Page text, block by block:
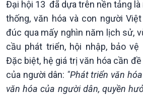
Câu chuyện Thể thao
E-
Đại hội 13 đã dựa trên nền tảng
thống, văn hóa và con người
đúc qua mấy nghìn năm lịch sử,
cầu phát triển, hội nhập, bảo vệ
Đặc biệt, hệ giá trị văn hóa cần
của người dân: "Phát triển văn
văn hóa của người dân, quyền